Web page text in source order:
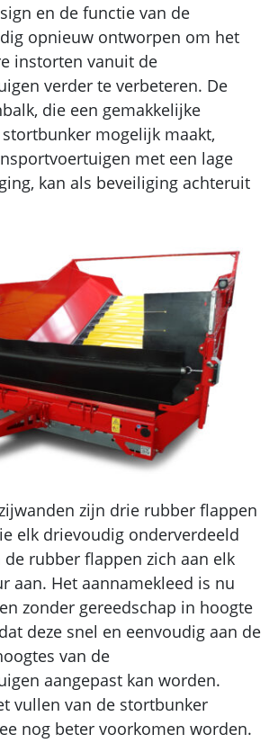
en de functie van de
opnieuw ontworpen om het
instorten vanuit de
verder te verbeteren. De
die een gemakkelijke
mogelijk maakt,
met een lage
kan als beveiliging achteruit
zijn drie rubber flappen
elk drievoudig onderverdeeld
de rubber flappen zich aan elk
aan. Het aannamekleed is nu
zonder gereedschap in hoogte
deze snel en eenvoudig aan de
van de
aangepast kan worden.
vullen van de stortbunker
nog beter voorkomen worden.